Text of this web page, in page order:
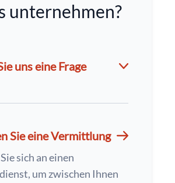
unternehmen?
uns eine Frage
Sie eine Vermittlung
sich an einen
um zwischen Ihnen